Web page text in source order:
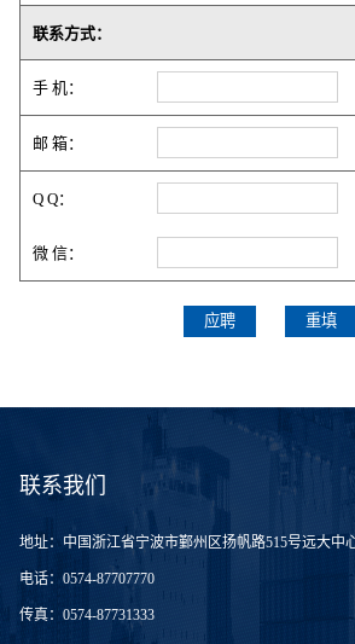
联系方式：
手 机：
邮 箱：
Q Q：
微 信：
联系我们
地址： 中国浙江省宁波市鄞州区扬帆路515号远大中
电话： 0574-87707770
传真： 0574-87731333